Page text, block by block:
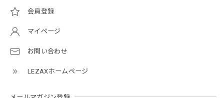
会員登録
マイページ
お問い合わせ
LEZAXホームページ